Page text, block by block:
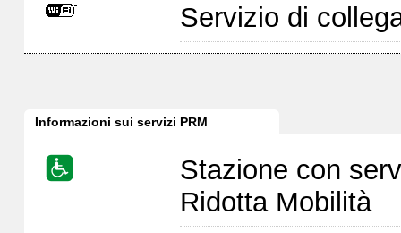
Servizio di
Informazioni sui servizi PRM
Stazione con
Ridotta Mobilità